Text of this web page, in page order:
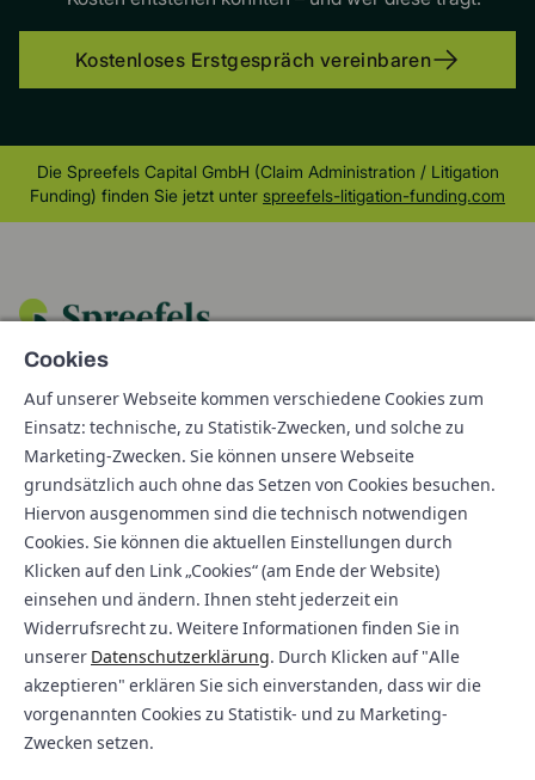
Kostenloses Erstgespräch vereinbaren
Die Spreefels Capital GmbH (Claim Administration / Litigation
Funding) finden Sie jetzt unter spreefels-litigation-funding.com
Arbeitsrecht
Bankrecht
Medienrecht
Versicherungsrecht
Aktuelles
Datenschutz
Cookie
Cookies
Auf unserer Webseite kommen verschiedene Cookies zum
Einsatz: technische, zu Statistik-Zwecken, und solche zu
Marketing-Zwecken. Sie können unsere Webseite
grundsätzlich auch ohne das Setzen von Cookies besuchen.
Hiervon ausgenommen sind die technisch notwendigen
Cookies. Sie können die aktuellen Einstellungen durch
Klicken auf den Link „Cookies“ (am Ende der Website)
einsehen und ändern. Ihnen steht jederzeit ein
Widerrufsrecht zu. Weitere Informationen finden Sie in
unserer Datenschutzerklärung. Durch Klicken auf "Alle
akzeptieren" erklären Sie sich einverstanden, dass wir die
vorgenannten Cookies zu Statistik- und zu Marketing-
Zwecken setzen.